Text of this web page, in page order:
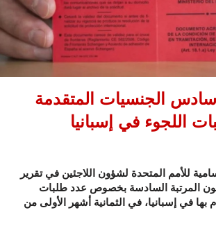
سادس الجنسيات المتقدمة
اللجوء في إسبانيا
للأمم المتحدة لشؤون اللاجئين في تقرير
المرتبة السادسة بخصوص عدد طلبات
بها في إسبانيا، في الثمانية أشهر الأولى من